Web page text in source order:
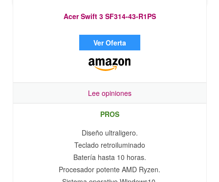
Acer Swift 3 SF314-43-R1PS
Ver Oferta
Lee opiniones
PROS
Diseño ultraligero.
Teclado retroiluminado
Batería hasta 10 horas.
Procesador potente AMD Ryzen.